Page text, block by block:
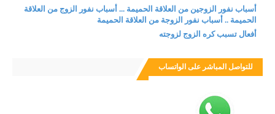
أسباب نفور الزوجين من العلاقة الحميمة ... أسباب نفور الزوج من العلاقة
الحميمة .. أسباب نفور الزوجة من العلاقة الحميمة
أفعال تسبب كره الزوج لزوجته
للتواصل المباشر على الواتساب